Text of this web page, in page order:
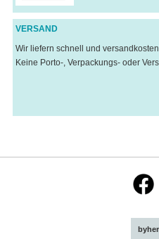
VERSAND
Wir liefern schnell und
Keine Porto-, Verpackungs- oder